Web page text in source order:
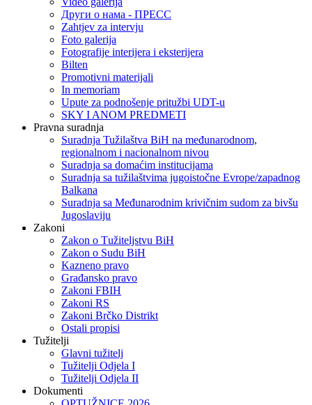
Други о нама - ПРЕСC
Zahtjev za intervju
Foto galerija
Fotografije interijera i eksterijera
Bilten
Promotivni materijali
In memoriam
Upute za podnošenje pritužbi UDT-u
SKY I ANOM PREDMETI
Pravna suradnja
Suradnja Tužilaštva BiH na međunarodnom,
regionalnom i nacionalnom nivou
Suradnja sa domaćim institucijama
Suradnja sa tužilaštvima jugoistočne Evrope/zapadnog
Balkana
Suradnja sa Međunarodnim krivičnim sudom za bivšu
Jugoslaviju
Zakoni
Zakon o Тužiteljstvu BiH
Zakon o Sudu BiH
Kazneno pravo
Građansko pravo
Zakoni FBIH
Zakoni RS
Zakoni Brčko Distrikt
Ostali propisi
Tužitelji
Glavni tužitelj
Tužitelji Odjela I
Tužitelji Odjela II
Dokumenti